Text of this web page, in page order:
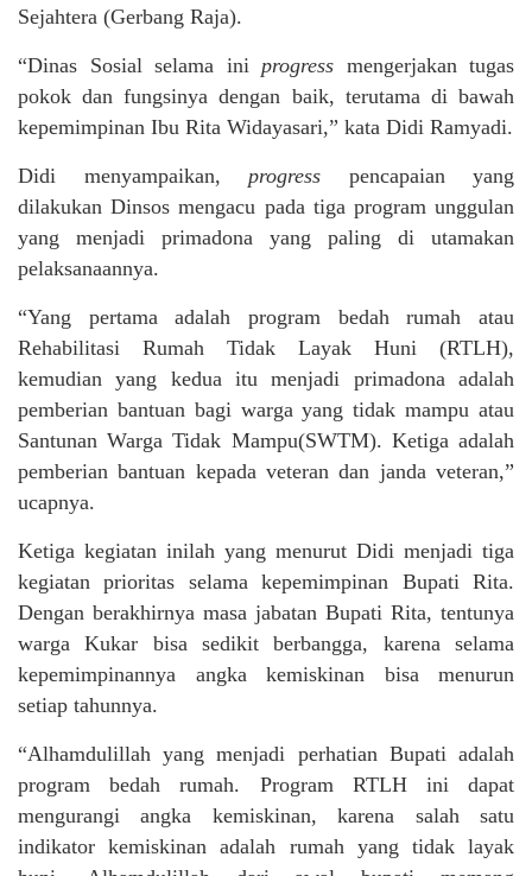
Sejahtera (Gerbang Raja).
“Dinas Sosial selama ini progress mengerjakan tugas
pokok dan fungsinya dengan baik, terutama di bawah
kepemimpinan Ibu Rita Widayasari,” kata Didi Ramyadi.
Didi menyampaikan, progress pencapaian yang
dilakukan Dinsos mengacu pada tiga program unggulan
yang menjadi primadona yang paling di utamakan
pelaksanaannya.
“Yang pertama adalah program bedah rumah atau
Rehabilitasi Rumah Tidak Layak Huni (RTLH),
kemudian yang kedua itu menjadi primadona adalah
pemberian bantuan bagi warga yang tidak mampu atau
Santunan Warga Tidak Mampu(SWTM). Ketiga adalah
pemberian bantuan kepada veteran dan janda veteran,”
ucapnya.
Ketiga kegiatan inilah yang menurut Didi menjadi tiga
kegiatan prioritas selama kepemimpinan Bupati Rita.
Dengan berakhirnya masa jabatan Bupati Rita, tentunya
warga Kukar bisa sedikit berbangga, karena selama
kepemimpinannya angka kemiskinan bisa menurun
setiap tahunnya.
“Alhamdulillah yang menjadi perhatian Bupati adalah
program bedah rumah. Program RTLH ini dapat
mengurangi angka kemiskinan, karena salah satu
indikator kemiskinan adalah rumah yang tidak layak